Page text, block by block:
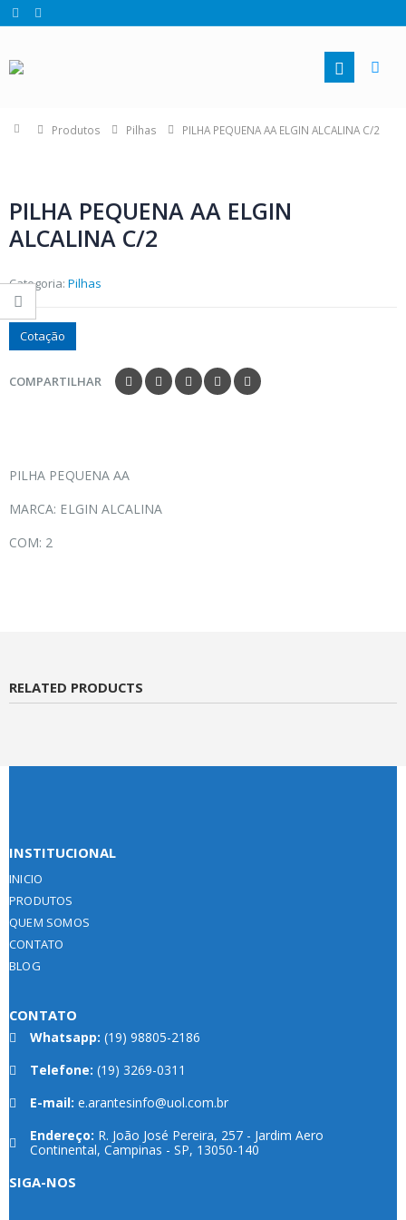
Produtos Pilhas PILHA PEQUENA AA ELGIN ALCALINA C/2
PILHA PEQUENA AA ELGIN
ALCALINA C/2
Categoria: Pilhas
Cotação
COMPARTILHAR
PILHA PEQUENA AA
MARCA: ELGIN ALCALINA
COM: 2
RELATED PRODUCTS
INSTITUCIONAL
INICIO
PRODUTOS
QUEM SOMOS
CONTATO
BLOG
CONTATO
Whatsapp: (19) 98805-2186
Telefone: (19) 3269-0311
E-mail: e.arantesinfo@uol.com.br
Endereço: R. João José Pereira, 257 - Jardim Aero
Continental, Campinas - SP, 13050-140
SIGA-NOS